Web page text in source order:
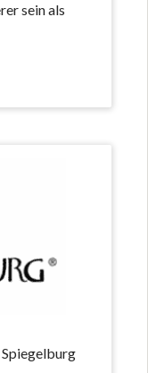
sein als